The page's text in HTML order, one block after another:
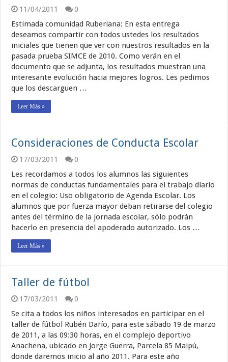
11/04/2011
0
Estimada comunidad Ruberiana: En esta entrega
deseamos compartir con todos ustedes los resultados
iniciales que tienen que ver con nuestros resultados en la
pasada prueba SIMCE de 2010. Como verán en el
documento que se adjunta, los resultados muestran una
interesante evolución hacia mejores logros. Les pedimos
que los descarguen …
Leer Más »
Consideraciones de Conducta Escolar
17/03/2011
0
Les recordamos a todos los alumnos las siguientes
normas de conductas fundamentales para el trabajo diario
en el colegio: Uso obligatorio de Agenda Escolar. Los
alumnos que por fuerza mayor deban retirarse del colegio
antes del término de la jornada escolar, sólo podrán
hacerlo en presencia del apoderado autorizado. Los …
Leer Más »
Taller de fútbol
17/03/2011
0
Se cita a todos los niños interesados en participar en el
taller de fútbol Rubén Darío, para este sábado 19 de marzo
de 2011, a las 09:30 horas, en el complejo deportivo
Anachena, ubicado en Jorge Guerra, Parcela 85 Maipú,
donde daremos inicio al año 2011. Para este año